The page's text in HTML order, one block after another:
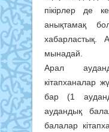
пікірлер де
анықтамақ
хабарластық.
мынадай.
Арал
кітапханалар
бар (1
аудандық
балалар